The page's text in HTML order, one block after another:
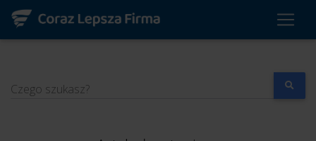
Czego szukasz?